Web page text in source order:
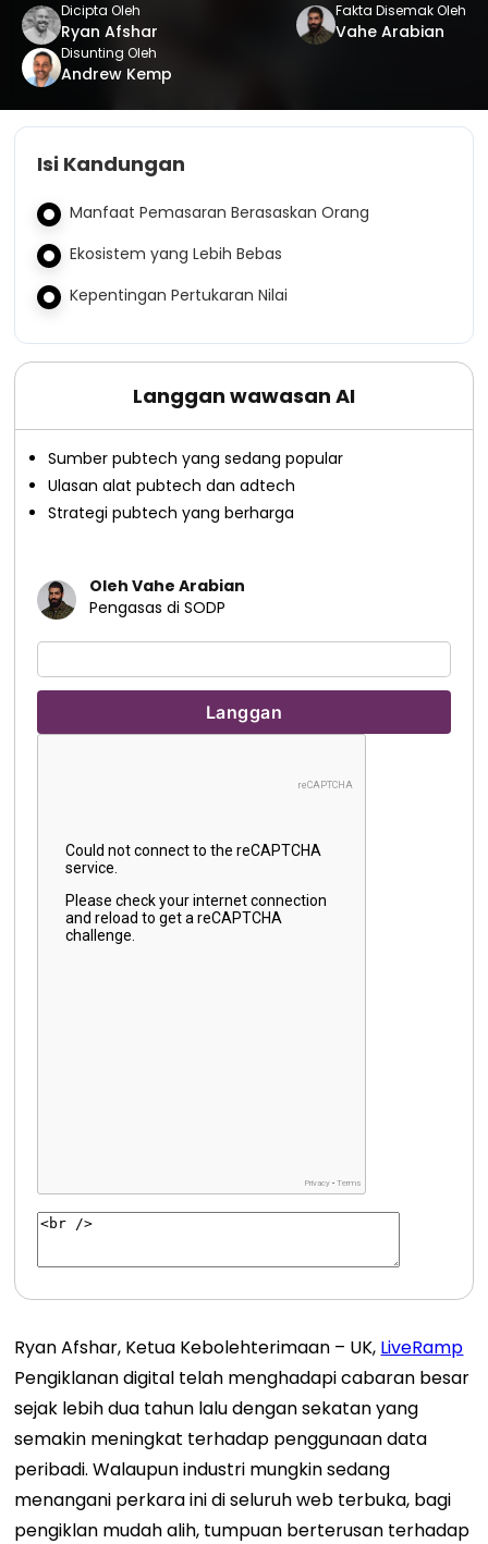
Dicipta Oleh
Ryan Afshar
Fakta Disemak Oleh
Vahe Arabian
Disunting Oleh
Andrew Kemp
Isi Kandungan
Manfaat Pemasaran Berasaskan Orang
Ekosistem yang Lebih Bebas
Kepentingan Pertukaran Nilai
Langgan wawasan AI
Sumber pubtech yang sedang popular
Ulasan alat pubtech dan adtech
Strategi pubtech yang berharga
Oleh Vahe Arabian
Pengasas di SODP
Ryan Afshar, Ketua Kebolehterimaan – UK, LiveRamp
Pengiklanan digital telah menghadapi cabaran besar
sejak lebih dua tahun lalu dengan sekatan yang
semakin meningkat terhadap penggunaan data
peribadi. Walaupun industri mungkin sedang
menangani perkara ini di seluruh web terbuka, bagi
pengiklan mudah alih, tumpuan berterusan terhadap